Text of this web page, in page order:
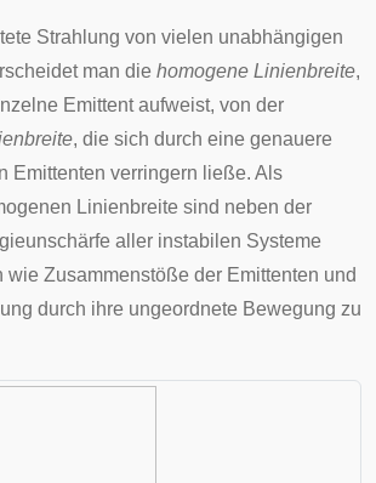
Strahlung von vielen unabhängigen
man die homogene Linienbreite,
Emittent aufweist, von der
, die sich durch eine genauere
Emittenten verringern ließe. Als
Linienbreite sind neben der
aller instabilen Systeme
wie Zusammenstöße der Emittenten und
durch ihre ungeordnete Bewegung zu